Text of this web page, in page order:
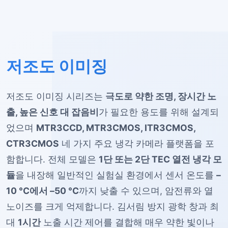
저조도 이미징
저조도 이미징 시리즈는 극도로 약한 조명, 장시간 노
출, 높은 신호 대 잡음비가 필요한 용도를 위해 설계되
었으며 MTR3CCD, MTR3CMOS, ITR3CMOS,
CTR3CMOS 네 가지 주요 냉각 카메라 플랫폼을 포
함합니다. 전체 모델은 1단 또는 2단 TEC 열전 냉각 모
듈을 내장해 일반적인 실험실 환경에서 센서 온도를 –
10 °C에서 –50 °C까지 낮출 수 있으며, 암전류와 열
노이즈를 크게 억제합니다. 김서림 방지 광학 창과 최
대 1시간노출 시간 제어를 결합해 매우 약한 빛이나